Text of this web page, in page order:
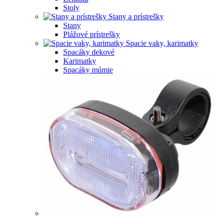
Stoly
Stany a prístrešky
Stany
Plážové prístrešky
Spacie vaky, karimatky
Spacáky dekové
Karimatky
Spacáky múmie